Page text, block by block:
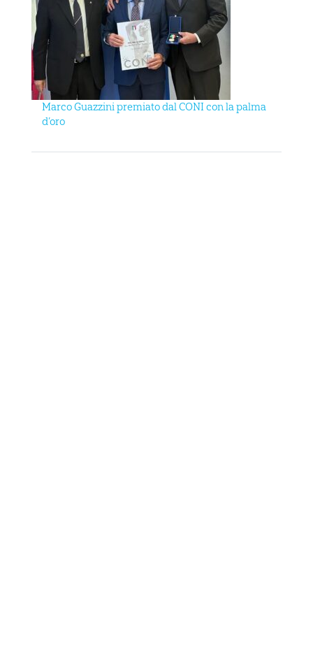
Marco Guazzini premiato dal CONI con la palma
d’oro